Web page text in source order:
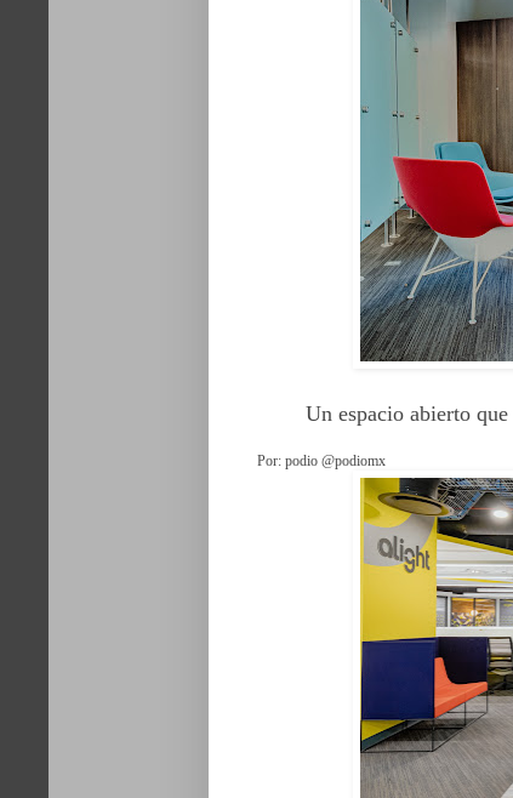
Un espacio abierto que
Por: podio @podiomx